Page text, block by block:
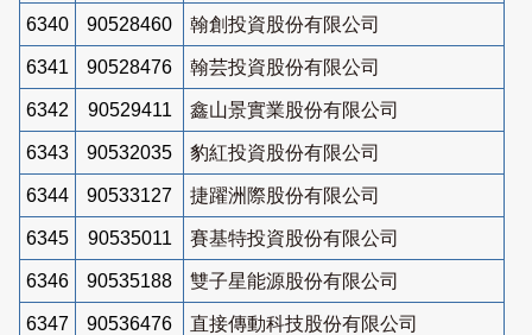
6340 90528460 翰創投資股份有限公司
6341 90528476 翰芸投資股份有限公司
6342 90529411 鑫山景實業股份有限公司
6343 90532035 豹紅投資股份有限公司
6344 90533127 捷躍洲際股份有限公司
6345 90535011 賽基特投資股份有限公司
6346 90535188 雙子星能源股份有限公司
6347 90536476 直接傳動科技股份有限公司